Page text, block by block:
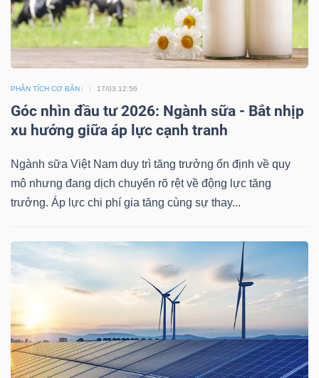
PHÂN TÍCH CƠ BẢN 17/03 12:56
Góc nhìn đầu tư 2026: Ngành sữa - Bắt nhịp
xu hướng giữa áp lực cạnh tranh
Ngành sữa Việt Nam duy trì tăng trưởng ổn định về quy
mô nhưng đang dịch chuyển rõ rệt về động lực tăng
trưởng. Áp lực chi phí gia tăng cùng sự thay...
CÔNG
CỤ
TƯ
XUẤT
DỮ
LIỆU
Ngành
(-)
SECTOR